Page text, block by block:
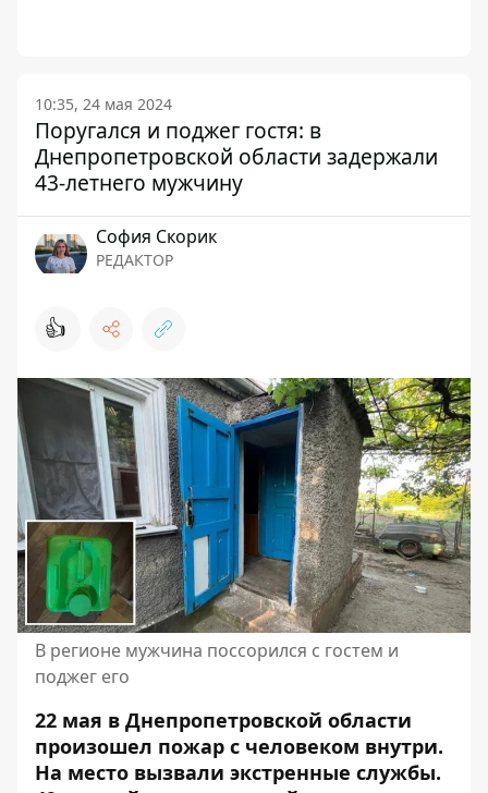
10:35, 24 мая 2024
Поругался и поджег гостя: в
Днепропетровской области задержали
43-летнего мужчину
София Скорик
РЕДАКТОР
👍
В регионе мужчина поссорился с гостем и
поджег его
22 мая в Днепропетровской области
произошел пожар с человеком внутри.
На место вызвали экстренные службы.